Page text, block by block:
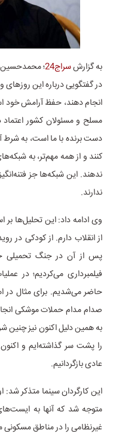
به گزارشسراج24
؛ محمدحسین
در گفتگویی درباره این
انجام دهند، حفظ آرامش خود
مسلح و مسئولان کشور اعتماد
دست برنده با ما است، به شرط
کنند و از همه مهم‌تر، به
ندهند. این شبکه‌ها جز
ندارند.
وی ادامه داد: این تحلیل‌ها
از انقلاب دارم. از کودکی در
پس از آن در جنگ تحمیلی
فیلمبرداری می‌کردیم؛ در
صدام مدام حملات موشکی
به همین دلیل اکنون نیز چنین
را پشت سر گذاشته‌ایم و
عادی بازگردانیم.
این کارگردان سینما متذکر شد:
متوجه شد که آنها به
غیرنظامی را در مناطق مسکونی